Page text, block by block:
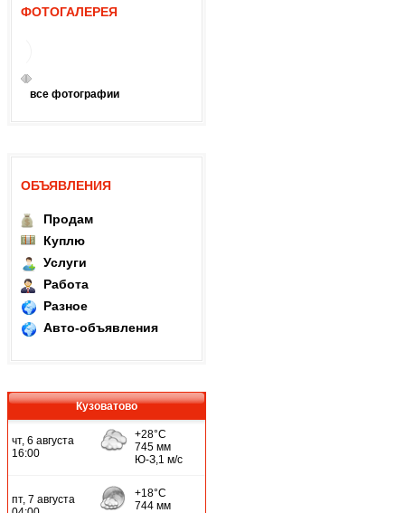
ФОТОГАЛЕРЕЯ
все фотографии
ОБЪЯВЛЕНИЯ
Продам
Куплю
Услуги
Работа
Разное
Авто-объявления
Кузоватово